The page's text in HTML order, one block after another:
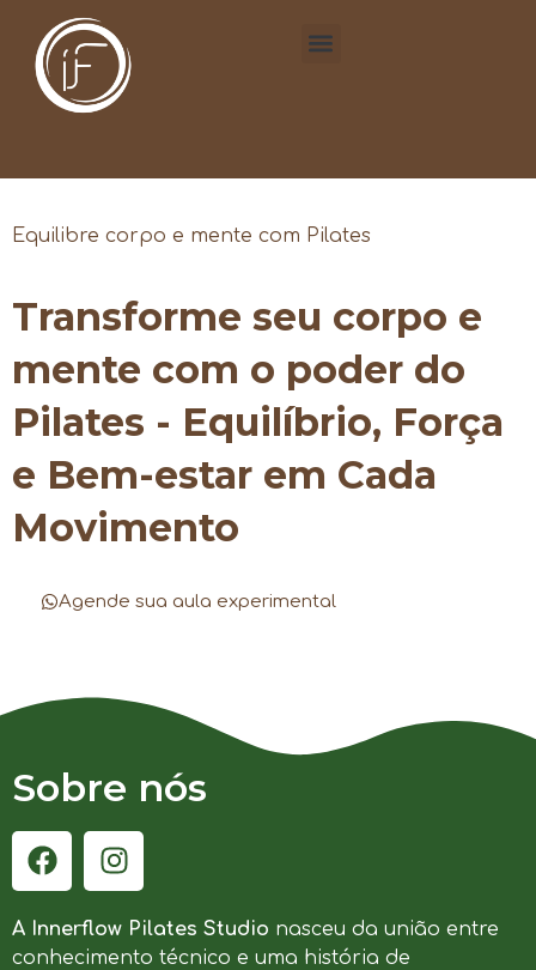
Equilibre corpo e mente com Pilates
Transforme seu corpo e
mente com o poder do
Pilates - Equilíbrio, Força
e Bem-estar em Cada
Movimento
Agende sua aula experimental
Sobre nós
A Innerflow Pilates Studio nasceu da união entre
conhecimento técnico e uma história de